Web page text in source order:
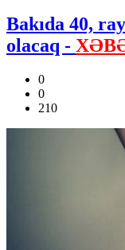
Bakıda 40,
olacaq -
0
0
210